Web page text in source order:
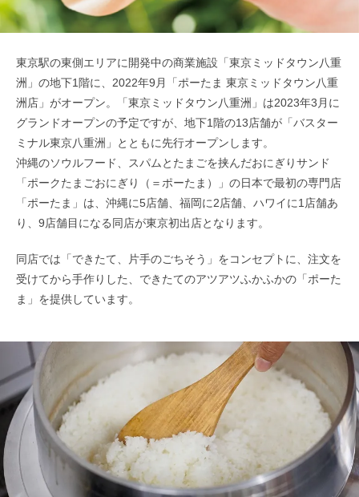
東京駅の東側エリアに開発中の商業施設「東京ミッドタウン八重
洲」の地下1階に、2022年9月「ポーたま 東京ミッドタウン八重
洲店」がオープン。「東京ミッドタウン八重洲」は2023年3月に
グランドオープンの予定ですが、地下1階の13店舗が「バスター
ミナル東京八重洲」とともに先行オープンします。
沖縄のソウルフード、スパムとたまごを挟んだおにぎりサンド
「ポークたまごおにぎり（＝ポーたま）」の日本で最初の専門店
「ポーたま」は、沖縄に5店舗、福岡に2店舗、ハワイに1店舗あ
り、9店舗目になる同店が東京初出店となります。
同店では「できたて、片手のごちそう」をコンセプトに、注文を
受けてから手作りした、できたてのアツアツふかふかの「ポーた
ま」を提供しています。